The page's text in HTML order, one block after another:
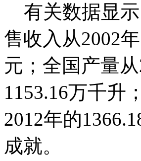
有关数据显示
售收入从2002
元；全国产量
1153.16万千升
2012年的
成就。